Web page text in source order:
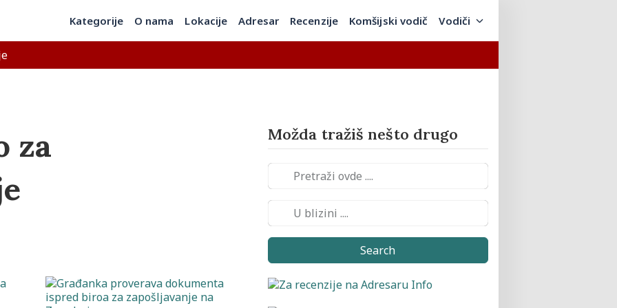
Kategorije O nama Lokacije Adresar Recenzije Komšijski vodič Vodiči
za
Možda tražiš nešto drugo
Search